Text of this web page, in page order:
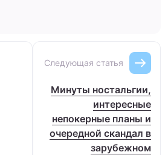
Следующая статья
Минуты ностальгии,
интересные
непокерные планы и
очередной скандал в
зарубежном